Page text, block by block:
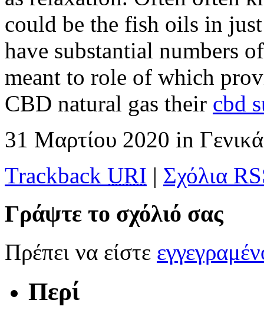
could be the fish oils in
have substantial numbers
meant to role of which
CBD natural gas their cbd
31 Μαρτίου 2020 in
Trackback URI | Σχόλια
Γράψτε το σχόλιό σας
Πρέπει να είστε
Περί